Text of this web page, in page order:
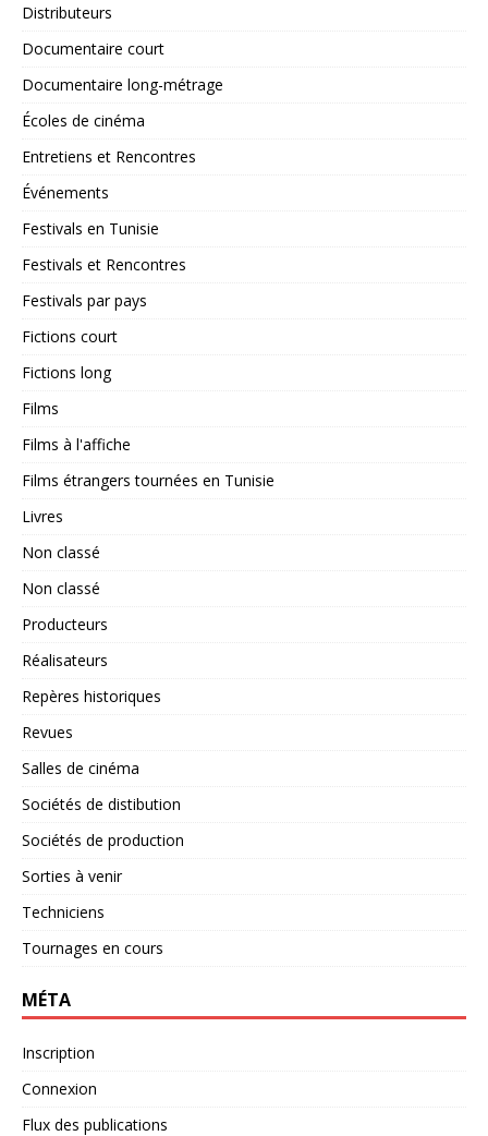
Distributeurs
Documentaire court
Documentaire long-métrage
Écoles de cinéma
Entretiens et Rencontres
Événements
Festivals en Tunisie
Festivals et Rencontres
Festivals par pays
Fictions court
Fictions long
Films
Films à l'affiche
Films étrangers tournées en Tunisie
Livres
Non classé
Non classé
Producteurs
Réalisateurs
Repères historiques
Revues
Salles de cinéma
Sociétés de distibution
Sociétés de production
Sorties à venir
Techniciens
Tournages en cours
MÉTA
Inscription
Connexion
Flux des publications